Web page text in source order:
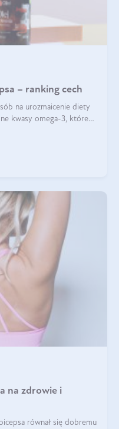
– ranking cech
na urozmaicenie diety
kwasy omega-3, które
na zdrowie i
równał się dobremu